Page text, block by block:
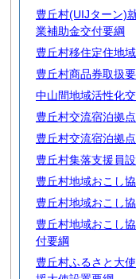
豊丘村(UIJターン)
業補助金交付要綱
豊丘村移住定住地
豊丘村商品券取扱
中山間地域活性化
豊丘村交流宿泊拠
豊丘村交流宿泊拠
豊丘村集落支援員
豊丘村地域おこし
豊丘村地域おこし
豊丘村地域おこし
付要綱
豊丘村ふるさと大